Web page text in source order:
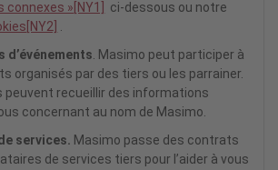
connexes » [NY1]
ci-dessous ou notre
[NY2]
d’événements . Masimo peut participer à
organisés par des tiers ou les parrainer.
peuvent recueillir des informations
concernant au nom de Masimo.
services. Masimo passe des contrats
de services tiers pour l’aider à vous